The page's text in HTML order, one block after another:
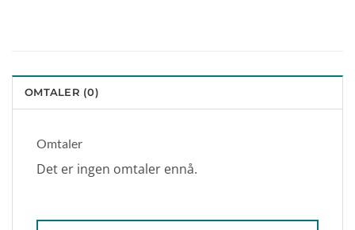
OMTALER (0)
Omtaler
Det er ingen omtaler ennå.